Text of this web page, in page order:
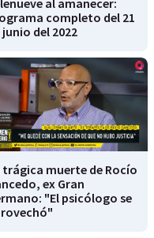
completo del 21
junio del 2022
trágica muerte de Rocío
ex Gran
"El psicólogo se